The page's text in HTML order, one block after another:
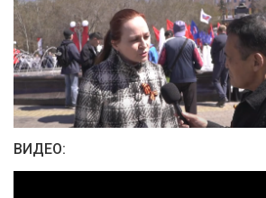
ВИДЕО: